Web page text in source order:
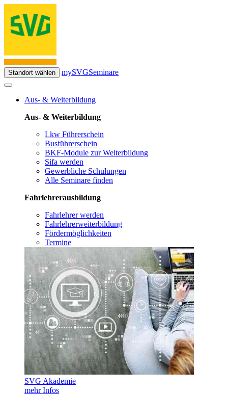
Standort wählen mySVGSeminare
Aus- & Weiterbildung
Aus- & Weiterbildung
Lkw Führerschein
Busführerschein
BKF-Module zur Weiterbildung
Sifa werden
Gewerbliche Schulungen
Alle Seminare finden
Fahrlehrerausbildung
Fahrlehrer werden
Fahrlehrerweiterbildung
Fördermöglichkeiten
Termine
SVG Akademie
mehr Infos